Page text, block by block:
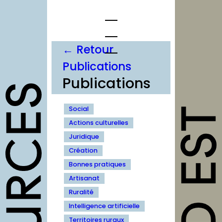
opportunités
Appels à
candidature
Offres d’emploi et
stage
Formations
Soutiens
Mutualisation
← Retour
Publications
Publications
Social
Actions culturelles
Juridique
Création
Bonnes pratiques
Artisanat
Ruralité
Intelligence artificielle
Territoires ruraux